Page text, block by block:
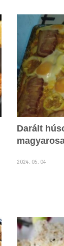
Darált
2024. 05. 04